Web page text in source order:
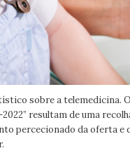
sobre a
resultam de uma
percecionado da oferta